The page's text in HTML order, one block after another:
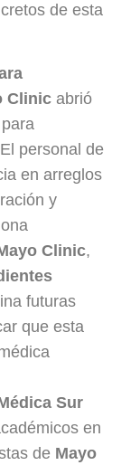
de esta
Clinic abrió
personal de
en arreglos
y
Clinic,
futuras
que esta
Sur
en
de Mayo